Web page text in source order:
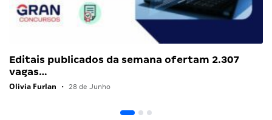
Editais publicados da semana ofertam 2.307
vagas…
Olivia Furlan • 28 de Junho